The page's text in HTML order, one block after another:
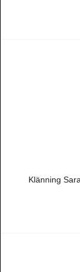
Klänning